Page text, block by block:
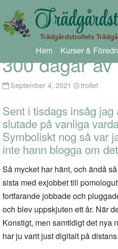
Hem Kurser &
300 dagar
September 4, 2021 trollet
Sent i tisdags insåg
slutade på vanliga
Symboliskt nog så var
inte hann blogga om
Så mycket har hänt, och ändå
sista med exjobbet till
fortfarande jobbade och
och blev uppskjuten ett år. När
Konstigt, men samtidigt det nya
har ju varit just digitalt på distans.